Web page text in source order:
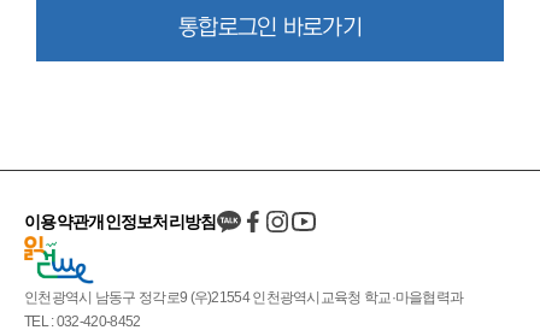
통합로그인 바로가기
인천광역시 남동구 정각로9 (우)21554 인천광역시교육청 학교·마을협력과
TEL : 032-420-8452
이용약관개인정보처리방침